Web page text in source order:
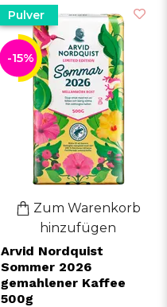
Pulver
-15%
Zum Warenkorb
hinzufügen
Arvid Nordquist
Sommer 2026
gemahlener Kaffee
500g